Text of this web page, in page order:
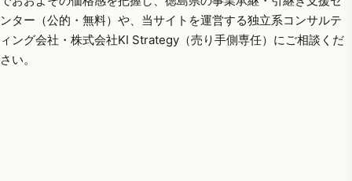
ンター（公的・無料）や、当サイトを運営する独立系コンサルテ
ィング会社・株式会社KI Strategy（売り手側専任）にご相談くだ
さい。